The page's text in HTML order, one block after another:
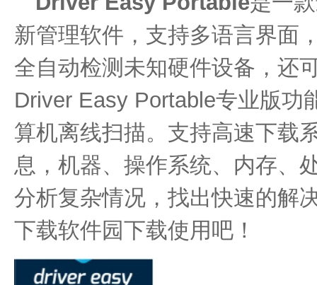
新管理软件，支持多语言界面
全自动检测未知硬件设备，还
Driver Easy Portable专业版功
算机离线扫描。支持高速下载
息，机器、操作系统、内存、
分析复杂情况，找出快速的解
下载软件园下载使用吧！